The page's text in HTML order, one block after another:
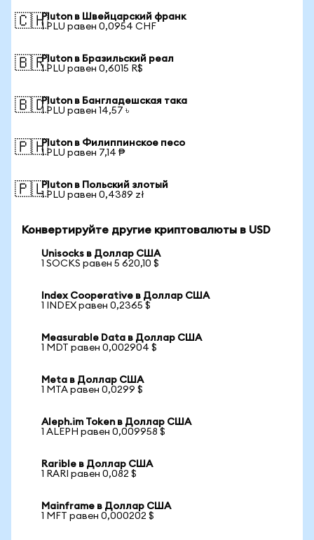
🇨🇭Pluton в Швейцарский франк
1 PLU равен 0,0954 CHF
🇧🇷Pluton в Бразильский реал
1 PLU равен 0,6015 R$
🇧🇩Pluton в Бангладешская така
1 PLU равен 14,57 ৳
🇵🇭Pluton в Филиппинское песо
1 PLU равен 7,14 ₱
🇵🇱Pluton в Польский злотый
1 PLU равен 0,4389 zł
Конвертируйте другие криптовалюты в USD
Unisocks в Доллар США
1 SOCKS равен 5 620,10 $
Index Cooperative в Доллар США
1 INDEX равен 0,2365 $
Measurable Data в Доллар США
1 MDT равен 0,002904 $
Meta в Доллар США
1 MTA равен 0,0299 $
Aleph.im Token в Доллар США
1 ALEPH равен 0,009958 $
Rarible в Доллар США
1 RARI равен 0,082 $
Mainframe в Доллар США
1 MFT равен 0,000202 $